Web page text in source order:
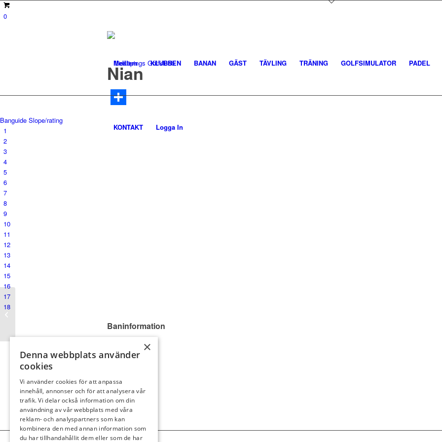
0
Medlem KLUBBEN BANAN GÄST TÄVLING TRÄNING GOLFSIMULATOR PADEL
KONTAKT Logga In
Nian
Banguide Slope/rating
1
2
3
4
5
6
7
8
9
10
11
12
13
14
15
16
17
18
Baninformation
9
Orange: 136
Blå: 136
Röd: 136
Gul: 155
×
Denna webbplats använder
cookies
Vi använder cookies för att anpassa
innehåll, annonser och för att analysera vår
trafik. Vi delar också information om din
användning av vår webbplats med våra
reklam- och analyspartners som kan
kombinera den med annan information som
du har tillhandahållit dem eller som de har